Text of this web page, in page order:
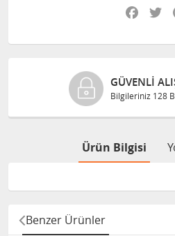
GÜVENLI
Bilgileriniz 128
Ürün Bilgisi
Benzer Ürünler